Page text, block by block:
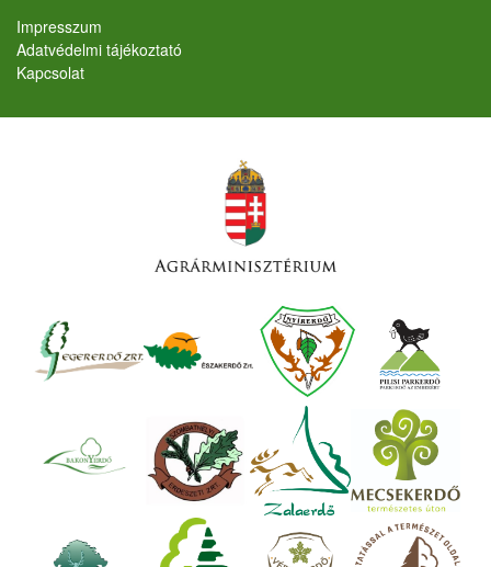
Lábléc
Impresszum
Adatvédelmi tájékoztató
Kapcsolat